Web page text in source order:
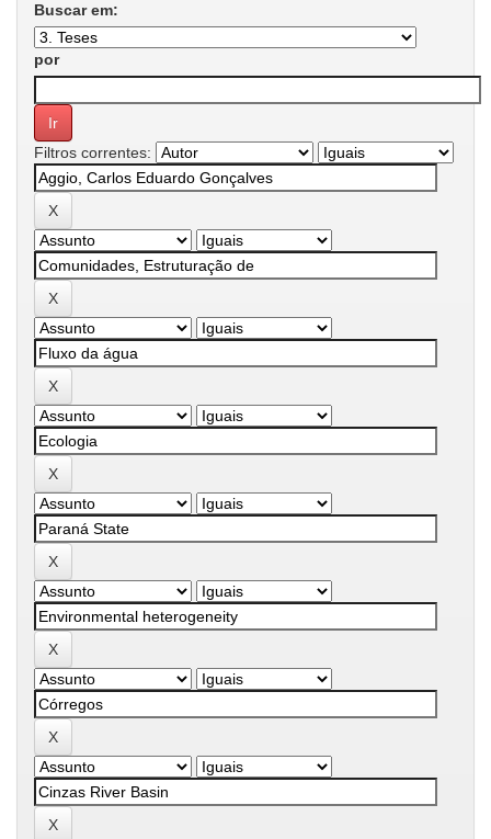
Buscar em:
por
Filtros correntes: